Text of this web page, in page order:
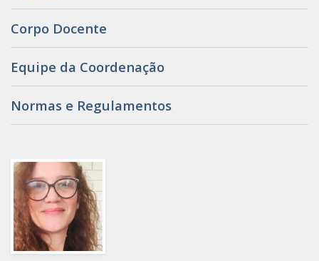
Corpo Docente
Equipe da Coordenação
Normas e Regulamentos